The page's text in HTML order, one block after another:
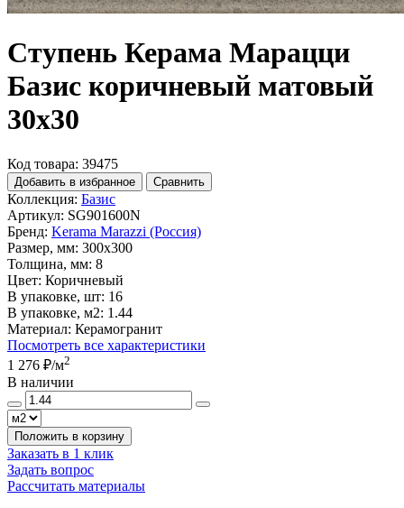
Ступень Керама Марацци
Базис коричневый матовый
30x30
Код товара: 39475
Добавить в избранное Сравнить
Коллекция: Базис
Артикул: SG901600N
Бренд: Kerama Marazzi (Россия)
Размер, мм: 300x300
Толщина, мм: 8
Цвет: Коричневый
В упаковке, шт: 16
В упаковке, м2: 1.44
Материал: Керамогранит
Посмотреть все характеристики
1 276 ₽/м2
В наличии
Положить в корзину
Заказать в 1 клик
Задать вопрос
Рассчитать материалы